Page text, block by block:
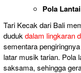
Pola
Tari Kecak dari Bali
duduk dalam lingkaran
sementara
latar musik tarian. Pola
saksama, sehingga